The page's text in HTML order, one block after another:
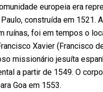
europeia era
construída em 1521.
ruínas, foi em tempos o
Xavier (Francisco
missionário jesuíta
a partir de 1549. O
Goa em 1553.